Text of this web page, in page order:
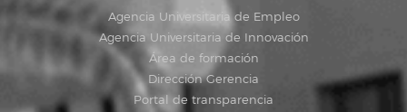
Agencia Universitaria de Empleo
Agencia Universitaria de Innovación
Área de formación
Dirección Gerencia
Portal de transparencia